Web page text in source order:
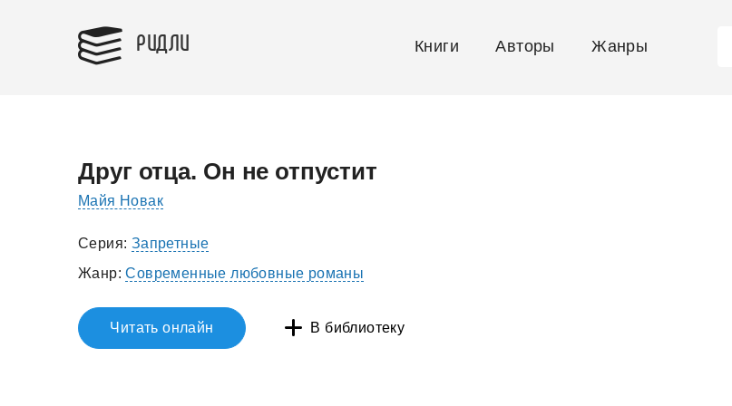
РИДЛИ Книги Авторы Жанры
Друг отца. Он не отпустит
Майя Новак
Серия: Запретные
Жанр:Современные любовные романы
Читать онлайн В библиотеку